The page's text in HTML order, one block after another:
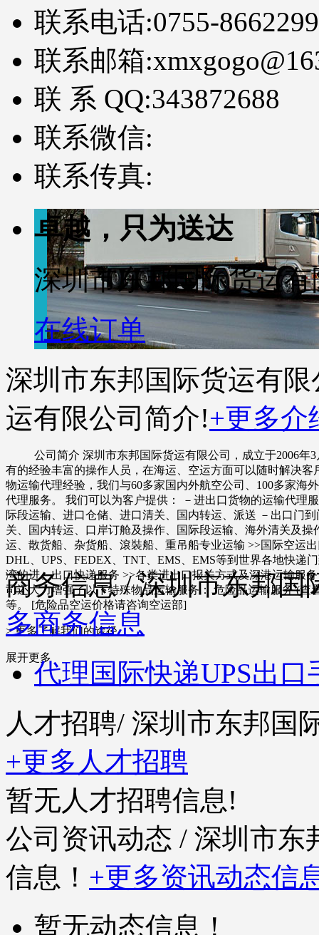
联系电话:0755-
联系邮箱:
联 系 QQ:343872688
联系微信:
联系传真:
卓越，只为送达
深圳市东邦国际货运
在线订单
深圳市东邦国际货运有
运有限公司简介!+更多介
公司简介 深圳市东邦国际货运有限公司，成立于2006
有的经验丰富的操作人员，在海运、空运方面可以随时解决
物运输代理经验，我们与60多家国内外航空公司、100多家海
代理服务。 我们可以为客户提供： －进出口货物的运输代理
际段运输、进口仓储、进口清关、国内转运、派送 －出口门
关、国内转运、口岸订舱及操作、国际段运输、海外清关及
运、散货船、杂货船、滾裝船、重吊船专业运输 >>国际空运
DHL、UPS、FEDEX、TNT、EMS、EMS等到世界各地快递
湾的进、出口快递服务 >>各类进出口报关方式及深港运输服
司还大力增强了以下特殊物品运输服务： 危险品运输服务 (
等。 [危险品空运价格请咨询空运部]
> 更多了解我们的途径
展开更多
商务信息/ 深圳市东邦国
多商务信息
代理国际快递UPS出
人才招聘/ 深圳市东邦国
+更多人才招聘
暂无人才招聘信息!
公司资讯动态 / 深圳市东
信息！ +更多资讯动态信
暂无动态信息！